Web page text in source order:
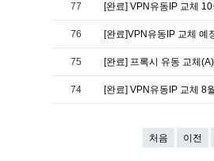
77 [완료] VPN유동IP 교체
76 [완료]VPN유동IP 교체
75 [완료] 프록시 유동 교체
74 [완료] VPN유동IP 교체 8
처음 이전